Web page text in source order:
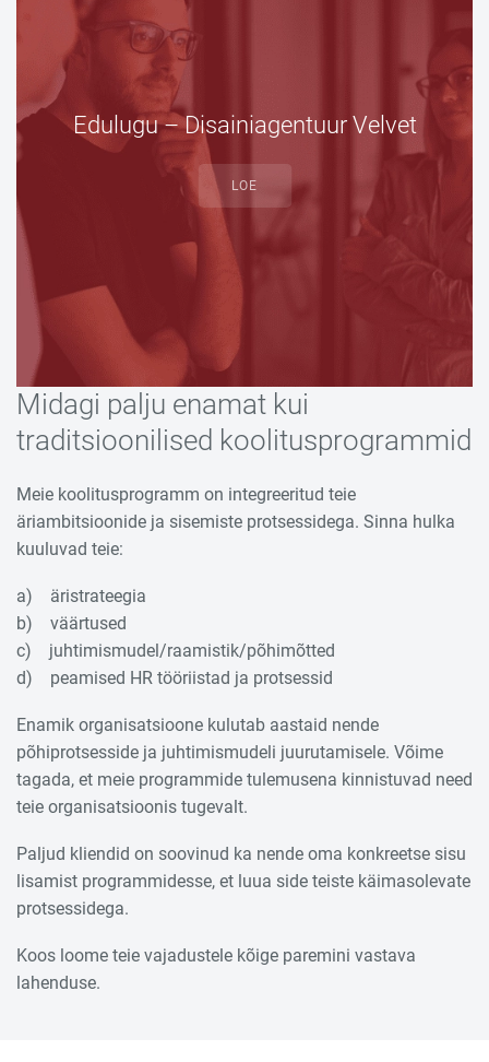
Edulugu – Disainiagentuur Velvet
LOE
Midagi palju enamat kui
traditsioonilised koolitusprogrammid
Meie koolitusprogramm on integreeritud teie
äriambitsioonide ja sisemiste protsessidega. Sinna hulka
kuuluvad teie:
a) äristrateegia
b) väärtused
c) juhtimismudel/raamistik/põhimõtted
d) peamised HR tööriistad ja protsessid
Enamik organisatsioone kulutab aastaid nende
põhiprotsesside ja juhtimismudeli juurutamisele. Võime
tagada, et meie programmide tulemusena kinnistuvad need
teie organisatsioonis tugevalt.
Paljud kliendid on soovinud ka nende oma konkreetse sisu
lisamist programmidesse, et luua side teiste käimasolevate
protsessidega.
Koos loome teie vajadustele kõige paremini vastava
lahenduse.